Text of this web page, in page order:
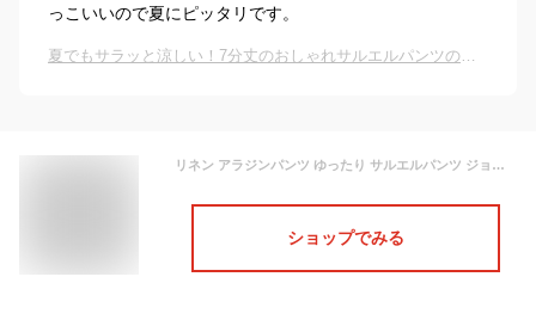
っこいいので夏にピッタリです。
夏でもサラッと涼しい！7分丈のおしゃれサルエルパンツのおすすめは？
リネン アラジンパンツ ゆったり サルエルパンツ ジョガーパンツ ベビー キッズ 韓国ベビー服 パンツ 夏 女の子 男の子 子供 韓国子供服 7分丈 韓国こども服
ショップでみる